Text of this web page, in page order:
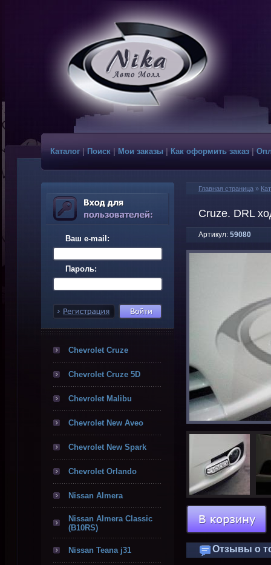
Каталог Поиск|Мои заказы|Как оформить заказ
Ваш e-mail:
Пароль:
Chevrolet Cruze
Chevrolet Cruze 5D
Chevrolet Malibu
Chevrolet New Aveo
Chevrolet New Spark
Chevrolet Orlando
Nissan Almera
Nissan Almera Classic
(B10RS)
Nissan Teana j31
Главная страница »
Cruze. DRL
Артикул: 59080
Отзывы о